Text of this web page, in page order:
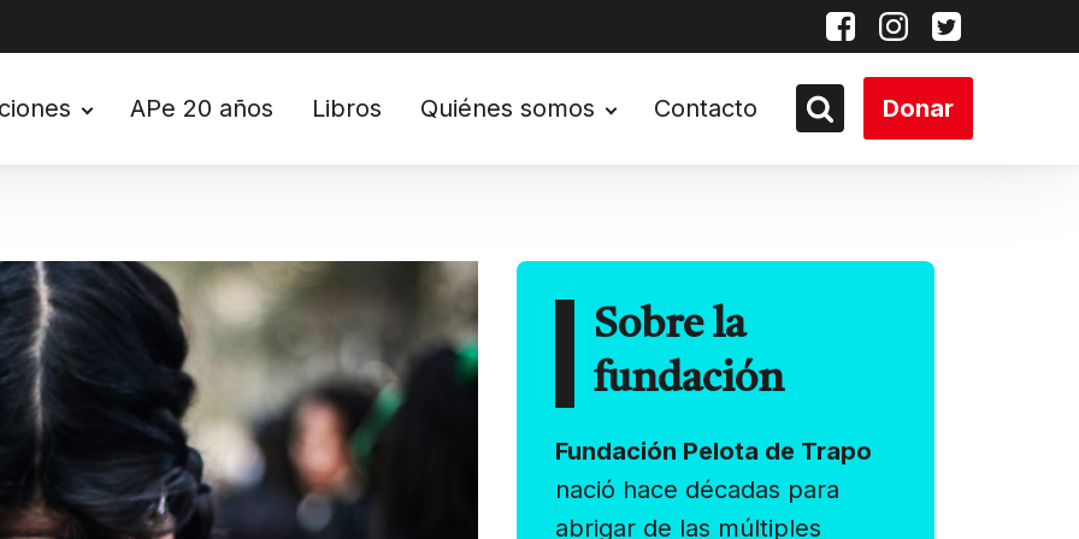
APe 20 años Libros Quiénes somos Contacto Donar
Sobre la
fundación
Fundación Pelota de Trapo
nació hace décadas para
abrigar de las múltiples